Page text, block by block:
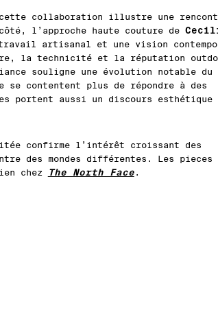
collaboration illustre une
l’approche haute couture de
artisanal et une vision
la technicité et la réputation
souligne une évolution notable du
se contentent plus de répondre à des
portent aussi un discours esthétique
confirme l’intérêt croissant des
des mondes différentes. Les pieces
chez
The North Face.